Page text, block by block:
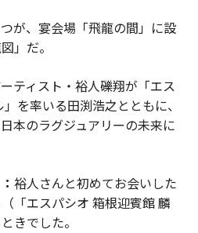
が、宴会場「飛龍の間」に設
」だ。
ティスト・裕人礫翔が「エス
を率いる田渕浩之とともに、
本のラグジュアリーの未来に
裕人さんと初めてお会いした
「エスパシオ 箱根迎賓館 麟
きでした。